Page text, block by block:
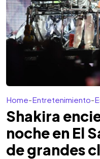
Home-Entretenimiento-
Shakira
noche en El
de grandes